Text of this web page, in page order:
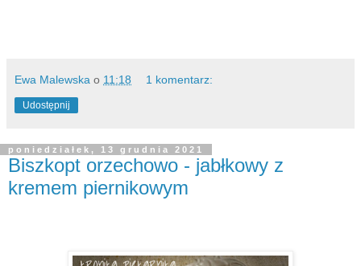
Ewa Malewska o 11:18 1 komentarz:
Udostępnij
poniedziałek, 13 grudnia 2021
Biszkopt orzechowo - jabłkowy z
kremem piernikowym